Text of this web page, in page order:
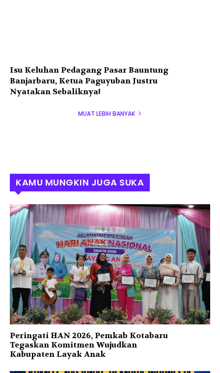
Isu Keluhan Pedagang Pasar Bauntung
Banjarbaru, Ketua Paguyuban Justru
Nyatakan Sebaliknya!
MUAT LEBIH BANYAK
KAMU MUNGKIN JUGA SUKA
Peringati HAN 2026, Pemkab Kotabaru
Tegaskan Komitmen Wujudkan
Kabupaten Layak Anak